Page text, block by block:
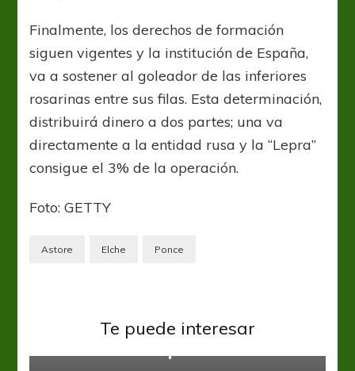
Finalmente, los derechos de formación
siguen vigentes y la institución de España,
va a sostener al goleador de las inferiores
rosarinas entre sus filas. Esta determinación,
distribuirá dinero a dos partes; una va
directamente a la entidad rusa y la “Lepra”
consigue el 3% de la operación.
Foto: GETTY
Astore Elche Ponce
Te puede interesar
Terminó el 2019 para Cacciabue
Defensa y Justicia Liga Profesional
Defensa y Justicia ganó en